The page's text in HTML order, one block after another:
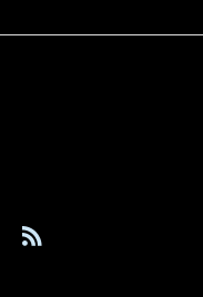
YouTube